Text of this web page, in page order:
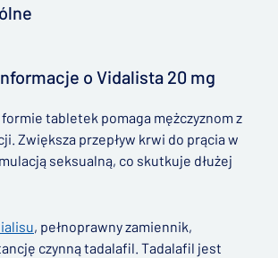
o Vidalista 20 mg
tabletek pomaga mężczyznom z
Zwiększa przepływ krwi do prącia w
seksualną, co skutkuje dłużej
, pełnoprawny zamiennik,
czynną tadalafil. Tadalafil jest